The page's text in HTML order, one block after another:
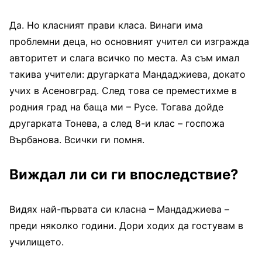
Да. Но класният прави класа. Винаги има
проблемни деца, но основният учител си изгражда
авторитет и слага всичко по места. Аз съм имал
такива учители: другарката Мандаджиева, докато
учих в Асеновград. След това се преместихме в
родния град на баща ми – Русе. Тогава дойде
другарката Тонева, а след 8-и клас – госпожа
Върбанова. Всички ги помня.
Виждал ли си ги впоследствие?
Видях най-първата си класна – Мандаджиева –
преди няколко години. Дори ходих да гостувам в
училището.